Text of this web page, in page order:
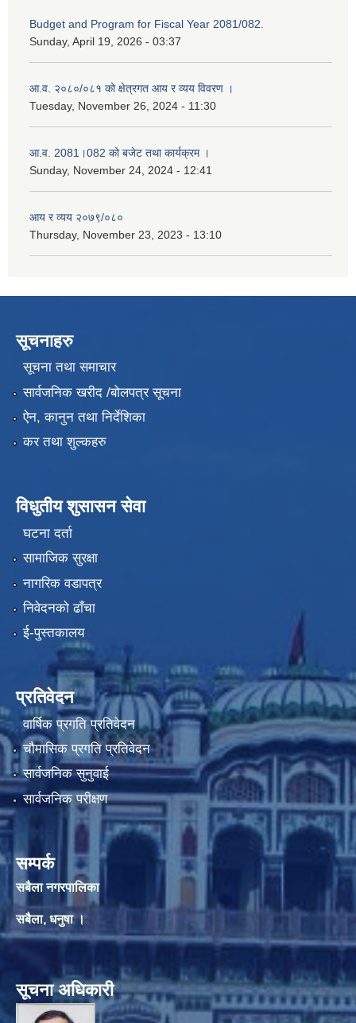
Budget and Program for Fiscal Year 2081/082.
Sunday, April 19, 2026 - 03:37
आ.व. २०८०/०८१ को क्षेत्रगत आय र व्यय विवरण ।
Tuesday, November 26, 2024 - 11:30
आ.व. 2081।082 को बजेट तथा कार्यक्रम ।
Sunday, November 24, 2024 - 12:41
आय र व्यय २०७९/०८०
Thursday, November 23, 2023 - 13:10
सूचनाहरु
सूचना तथा समाचार
सार्वजनिक खरीद /बोलपत्र सूचना
ऐन, कानुन तथा निर्देशिका
कर तथा शुल्कहरु
विधुतीय शुसासन सेवा
घटना दर्ता
सामाजिक सुरक्षा
नागरिक वडापत्र
निवेदनको ढाँचा
ई-पुस्तकालय
प्रतिवेदन
वार्षिक प्रगति प्रतिवेदन
चौमासिक प्रगति प्रतिवेदन
सार्वजनिक सुनुवाई
सार्वजनिक परीक्षण
सम्पर्क
सबैला नगरपालिका
सबैला, धनुषा ।
सूचना अधिकारी